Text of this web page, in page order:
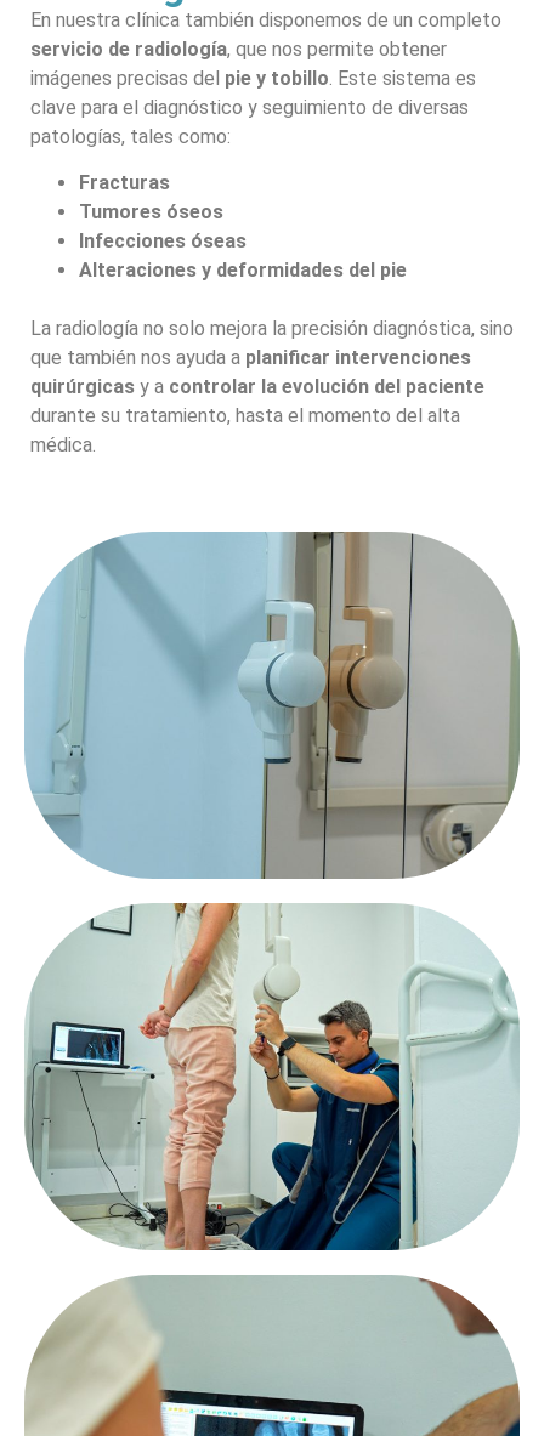
En nuestra clínica también disponemos de un completo
servicio de radiología, que nos permite obtener
imágenes precisas del pie y tobillo . Este sistema es
clave para el diagnóstico y seguimiento de diversas
patologías, tales como:
Fracturas
Tumores óseos
Infecciones óseas
Alteraciones y deformidades del pie
La radiología no solo mejora la precisión diagnóstica, sino
que también nos ayuda a planificar intervenciones
quirúrgicas y a controlar la evolución del paciente
durante su tratamiento, hasta el momento del alta
médica.